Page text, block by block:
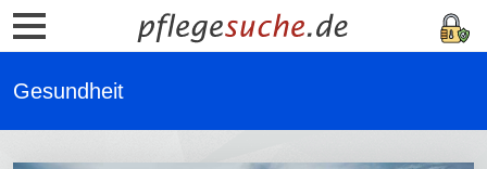
Gesundheit